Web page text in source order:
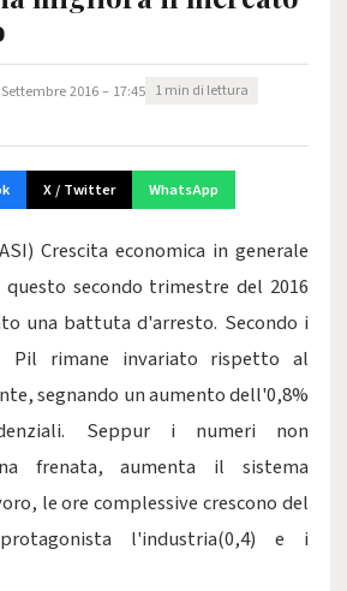
2016 – 17:45 1 min di lettura
X / Twitter WhatsApp
Crescita economica in generale
secondo trimestre del 2016
una battuta d'arresto. Secondo i
rimane invariato rispetto al
segnando un aumento dell'0,8%
Seppur i numeri non
frenata, aumenta il sistema
le ore complessive crescono del
l'industria(0,4) e i